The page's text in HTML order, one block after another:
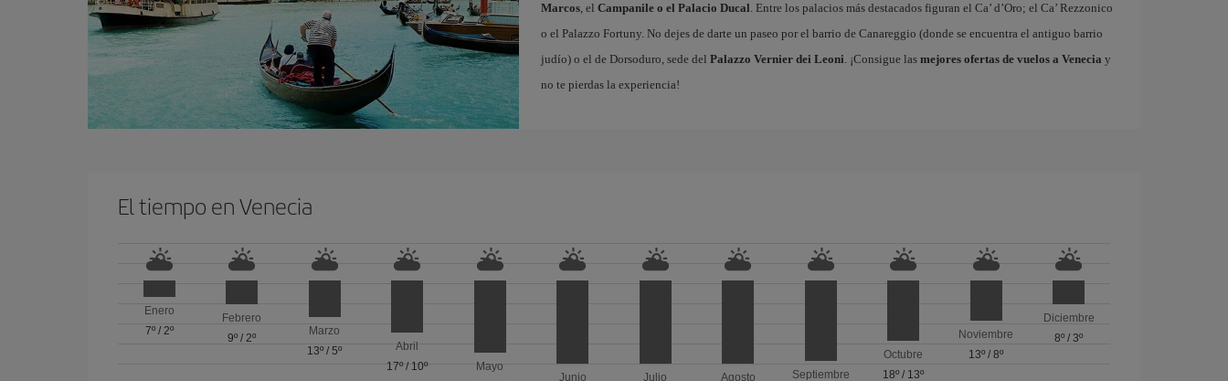
Marcos, el Campanile o el Palacio Ducal. Entre los palacios más destacados figuran el Ca’ d’Oro; el Ca’ Rezzonico
o el Palazzo Fortuny. No dejes de darte un paseo por el barrio de Canareggio (donde se encuentra el antiguo barrio
judío) o el de Dorsoduro, sede del Palazzo Vernier dei Leoni. ¡Consigue las mejores ofertas de vuelos a Venecia y
no te pierdas la experiencia!
El tiempo en Venecia
Enero
7º/ 2º
Febrero
9º /2º
Marzo
13º /5º
Abril
17º/ 10º
Mayo
Junio
Julio
Agosto
Septiembre
Octubre
18º / 13º
Noviembre
13º /8º
Diciembre
8º /3º